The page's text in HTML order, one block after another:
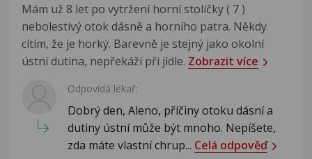
Mám už 8 let po vytržení horní stoličky ( 7 )
nebolestivý otok dásně a horního patra. Někdy
cítím, že je horký. Barevně je stejný jako okolní
ústní dutina, nepřekáží při jídle. Zobrazit více
Odpovídá lékař:
Dobrý den, Aleno, příčiny otoku dásní a
dutiny ústní může být mnoho. Nepíšete,
zda máte vlastní chrup... Celá odpověď